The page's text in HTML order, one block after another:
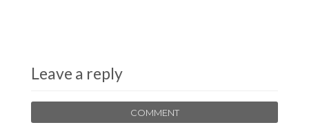
Leave a reply
COMMENT